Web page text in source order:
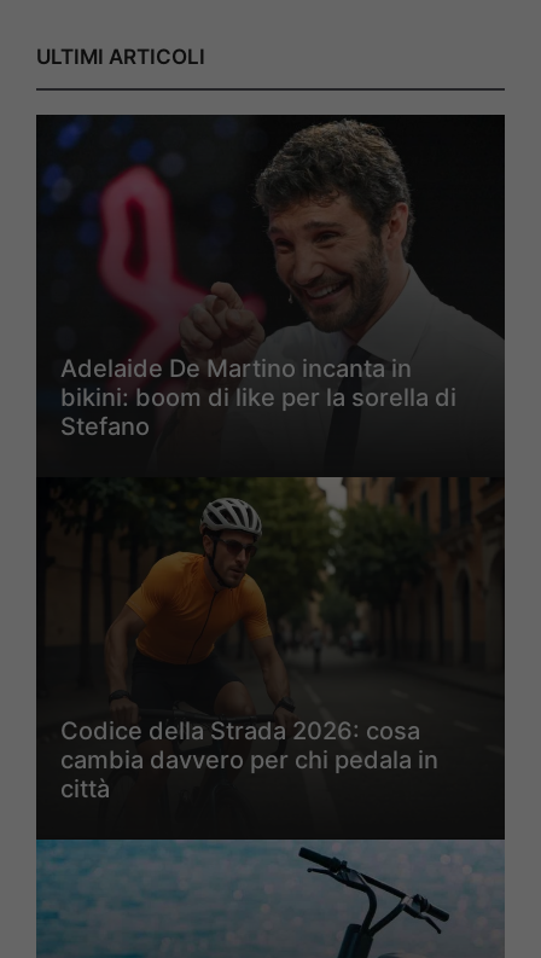
ULTIMI ARTICOLI
Adelaide De Martino incanta in
bikini: boom di like per la sorella di
Stefano
Codice della Strada 2026: cosa
cambia davvero per chi pedala in
città